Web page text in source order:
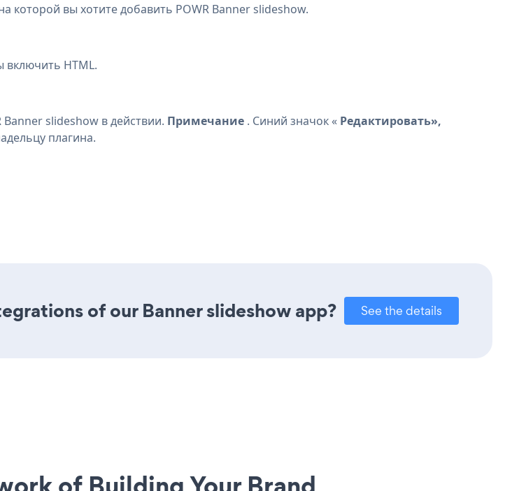
которой вы хотите добавить POWR Banner slideshow.
включить HTML.
slideshow в действии. Примечание . Синий значок « Редактировать»,
плагина.
of our Banner slideshow app? See the details